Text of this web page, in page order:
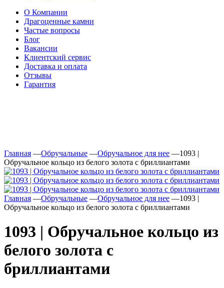
О Компании
Драгоценные камни
Частые вопросы
Блог
Вакансии
Клиентский сервис
Доставка и оплата
Отзывы
Гарантия
Главная —Обручальные —Обручальное для нее —1093 |
Обручальное кольцо из белого золота с бриллиантами
Главная —Обручальные —Обручальное для нее —1093 |
Обручальное кольцо из белого золота с бриллиантами
1093 | Обручальное кольцо из
белого золота с
бриллиантами